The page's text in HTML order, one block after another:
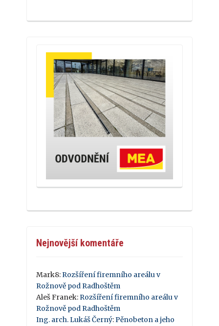
Nejnovější komentáře
Mark8:Rozšíření firemního areálu v
Rožnově pod Radhoštěm
Aleš Franek:Rozšíření firemního areálu v
Rožnově pod Radhoštěm
Ing. arch. Lukáš Černý:Pěnobeton a jeho